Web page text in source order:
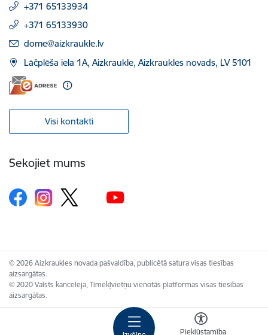
Piekļūstamība
+371 65133934
+371 65133930
E-pasts:
dome@aizkraukle.lv
Lāčplēša iela 1A, Aizkraukle, Aizkraukles novads, LV 5101
Visi kontakti
Sekojiet mums
© 2026 Aizkraukles novada pašvaldība, publicētā satura visas tiesības
aizsargātas.
© 2020 Valsts kanceleja, Tīmekļvietņu vienotās platformas visas tiesības
aizsargātas.